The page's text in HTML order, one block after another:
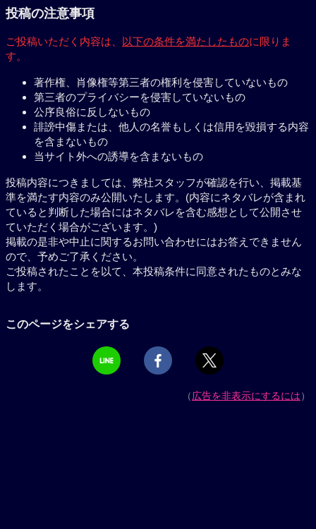
投稿の注意事項
ご投稿いただく内容は、 以下の条件を満たしたものに限りま
す。
著作権、肖像権等第三者の権利を侵害していないもの
第三者のプライバシーを侵害していないもの
公序良俗に反しないもの
誹謗中傷または、他人の名誉もしくは信用を毀損する内容
を含まないもの
当サイト外への誘導を含まないもの
投稿内容につきましては、弊社スタッフが確認を行い、掲載基
準を満たす内容のみ公開いたします。(内容にネタバレが含まれ
ていると判断した場合にはネタバレを含む感想として公開させ
ていただく場合がございます。)
掲載の是非や中止に関するお問い合わせにはお答えできません
ので、予めご了承ください。
ご投稿されたことを以て、本投稿条件に同意されたものとみな
します。
このページをシェアする
（広告を非表示にするには）